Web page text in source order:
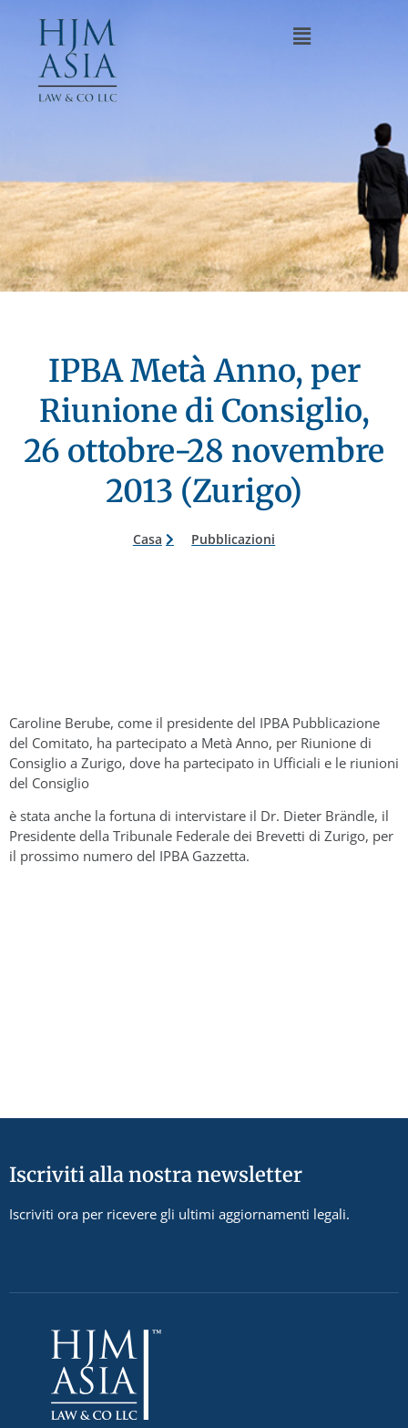
IPBA Metà Anno, per
Riunione di Consiglio,
26 ottobre-28 novembre
2013 (Zurigo)
Casa Pubblicazioni
Caroline Berube, come il presidente del IPBA Pubblicazione
del Comitato, ha partecipato a Metà Anno, per Riunione di
Consiglio a Zurigo, dove ha partecipato in Ufficiali e le riunioni
del Consiglio
è stata anche la fortuna di intervistare il Dr. Dieter Brändle, il
Presidente della Tribunale Federale dei Brevetti di Zurigo, per
il prossimo numero del IPBA Gazzetta.
Iscriviti alla nostra newsletter
Iscriviti ora per ricevere gli ultimi aggiornamenti legali.